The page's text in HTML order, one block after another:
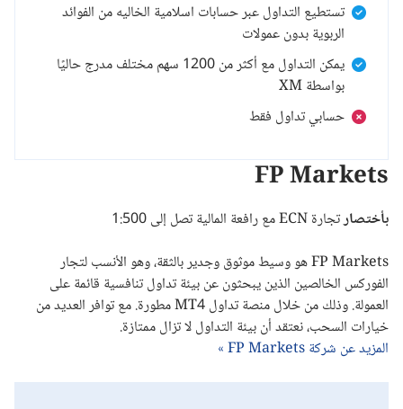
تستطيع التداول عبر حسابات اسلامية الخاليه من الفوائد
الربوية بدون عمولات
يمكن التداول مع أكثر من 1200 سهم مختلف مدرج حاليًا
بواسطة XM
حسابي تداول فقط
FP Markets
بأختصارتجارة ECN مع رافعة المالية تصل إلى 1:500
FP Marketsهو وسيط موثوق وجدير بالثقة، وهو الأنسب لتجار
الفوركس الخالصين الذين يبحثون عن بيئة تداول تنافسية قائمة على
العمولة. وذلك من خلال منصة تداولMT4مطورة. مع توافر العديد من
خيارات السحب، نعتقد أن بيئة التداول لا تزال ممتازة.
المزيد عن شركة FP Markets »